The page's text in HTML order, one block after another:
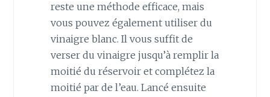
reste une méthode efficace, mais
vous pouvez également utiliser du
vinaigre blanc. Il vous suffit de
verser du vinaigre jusqu’à remplir la
moitié du réservoir et complétez la
moitié par de l’eau. Lancé ensuite